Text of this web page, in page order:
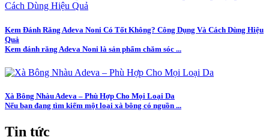
Kem Đánh Răng Adeva Noni Có Tốt Không? Công Dụng Và Cách Dùng Hiệu
Quả
Kem đánh răng Adeva Noni là sản phẩm chăm sóc ...
Xà Bông Nhàu Adeva – Phù Hợp Cho Mọi Loại Da
Nếu bạn đang tìm kiếm một loại xà bông có nguồn ...
Tin tức